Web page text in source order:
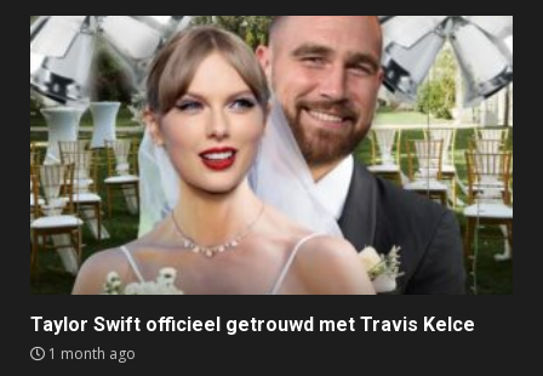
Taylor Swift officieel getrouwd met Travis Kelce
1 month ago